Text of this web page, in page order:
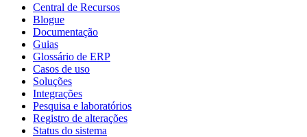
Central de Recursos
Blogue
Documentação
Guias
Glossário de ERP
Casos de uso
Soluções
Integrações
Pesquisa e laboratórios
Registro de alterações
Status do sistema